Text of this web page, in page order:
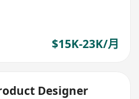
$15K-23K/月
Designer